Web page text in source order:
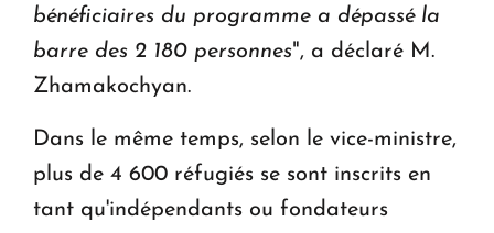
bénéficiaires du programme a dépassé la
barre des 2 180 personnes", a déclaré M.
Zhamakochyan.
Dans le même temps, selon le vice-ministre,
plus de 4 600 réfugiés se sont inscrits en
tant qu'indépendants ou fondateurs